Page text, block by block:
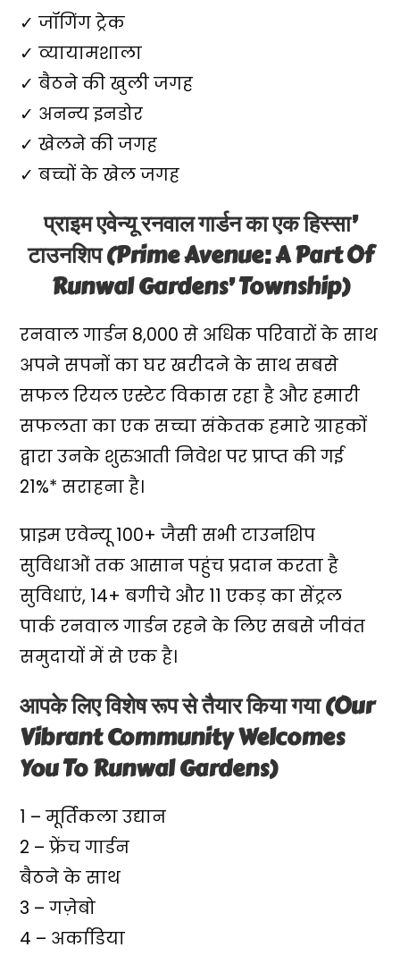
✓ जॉगिंग ट्रेक
✓ व्यायामशाला
✓ बैठने की खुली जगह
✓ अनन्य इनडोर
✓ खेलने की जगह
✓ बच्चों के खेल जगह
प्राइम एवेन्यू रनवाल गार्डन का एक हिस्सा’
टाउनशिप (Prime Avenue: A Part Of
Runwal Gardens’ Township)
रनवाल गार्डन 8,000 से अधिक परिवारों के साथ
अपने सपनों का घर खरीदने के साथ सबसे
सफल रियल एस्टेट विकास रहा है और हमारी
सफलता का एक सच्चा संकेतक हमारे ग्राहकों
द्वारा उनके शुरुआती निवेश पर प्राप्त की गई
21%* सराहना है।
प्राइम एवेन्यू 100+ जैसी सभी टाउनशिप
सुविधाओं तक आसान पहुंच प्रदान करता है
सुविधाएं, 14+ बगीचे और 11 एकड़ का सेंट्रल
पार्क रनवाल गार्डन रहने के लिए सबसे जीवंत
समुदायों में से एक है।
आपके लिए विशेष रूप से तैयार किया गया (Our
Vibrant Community Welcomes
You To Runwal Gardens)
1 – मूर्तिकला उद्यान
2 – फ्रेंच गार्डन
बैठने के साथ
3 – गज़ेबो
4 – अर्काडिया